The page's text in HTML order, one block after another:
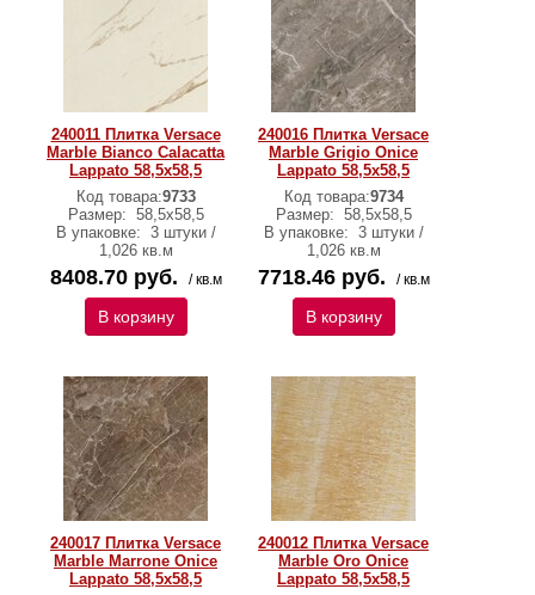
240011 Плитка Versace
Marble Bianco Calacatta
Lappato 58,5х58,5
Код товара:9733
Размер: 58,5х58,5
В упаковке: 3 штуки /
1,026 кв.м
8408.70 руб. / кв.м
В корзину
240016 Плитка Versace
Marble Grigio Onice
Lappato 58,5х58,5
Код товара:9734
Размер: 58,5х58,5
В упаковке: 3 штуки /
1,026 кв.м
7718.46 руб. / кв.м
В корзину
240017 Плитка Versace
Marble Marrone Onice
Lappato 58,5х58,5
240012 Плитка Versace
Marble Oro Onice
Lappato 58,5х58,5